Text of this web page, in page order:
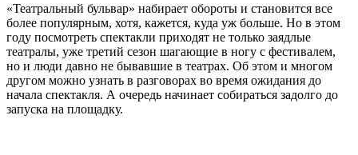
«Театральный бульвар» набирает обороты и становится все
более популярным, хотя, кажется, куда уж больше. Но в этом
году посмотреть спектакли приходят не только заядлые
театралы, уже третий сезон шагающие в ногу с фестивалем,
но и люди давно не бывавшие в театрах. Об этом и многом
другом можно узнать в разговорах во время ожидания до
начала спектакля. А очередь начинает собираться задолго до
запуска на площадку.